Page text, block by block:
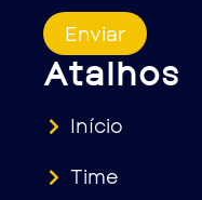
Atalhos
Início
Time
Enviar